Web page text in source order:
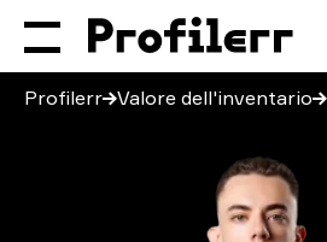
Profilerr Valore dell'inventario